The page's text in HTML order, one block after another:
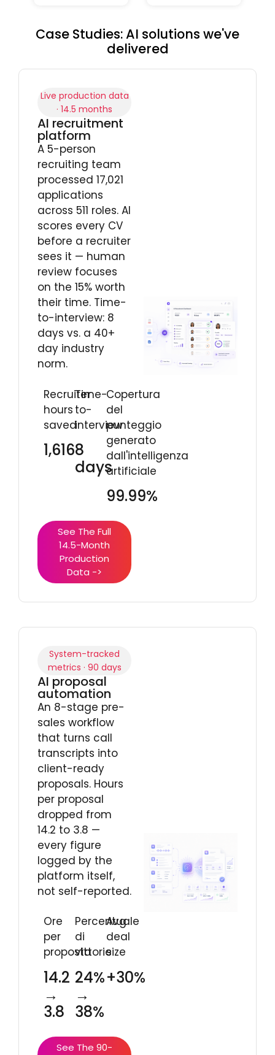
Case Studies: AI solutions we've
delivered
Live production data
· 14.5 months
AI recruitment
platform
A 5-person
recruiting team
processed 17,021
applications
across 511 roles. AI
scores every CV
before a recruiter
sees it — human
review focuses
on the 15% worth
their time. Time-
to-interview: 8
days vs. a 40+
day industry
norm.
Recruiter
hours
saved
1,616
Time-
to-
interview
8
days
Copertura
del
punteggio
generato
dall'intelligenza
artificiale
99.99%
See The Full
14.5-Month
Production
Data ->
System-tracked
metrics · 90 days
AI proposal
automation
An 8-stage pre-
sales workflow
that turns call
transcripts into
client-ready
proposals. Hours
per proposal
dropped from
14.2 to 3.8 —
every figure
logged by the
platform itself,
not self-reported.
Ore
per
proposta
14.2
→
3.8
Percentuale
di
vittorie
24%
→
38%
Avg
deal
size
+30%
See The 90-